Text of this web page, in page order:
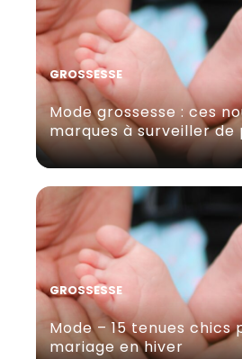
GROSSESSE
Mode grossesse : ces
marques à surveiller de
GROSSESSE
Mode – 15 tenues chics
mariage en hiver